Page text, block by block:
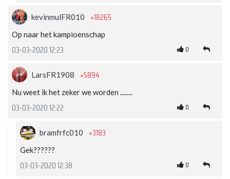
kevinmulFR010 +18265
Op naar het kampioenschap
03-03-2020 12:23 0
LarsFR1908 +5894
Nu weet ik het zeker we worden ........
03-03-2020 12:22 0
bramfrfc010 +3183
Gek??????
03-03-2020 12:38 0